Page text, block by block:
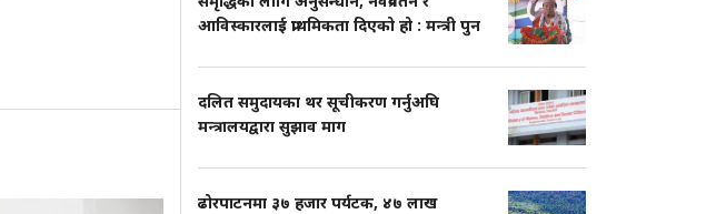
आविस्कारलाई प्राथमिकता दिएको हो : मन्त्री पुन
दलित समुदायका थर सूचीकरण गर्नुअघि
मन्त्रालयद्वारा सुझाव माग
ढोरपाटनमा ३७ हजार पर्यटक, ४७ लाख